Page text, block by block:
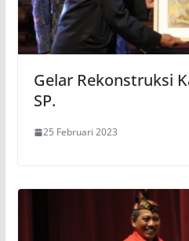
Gelar Rekonstruksi
SP.
25 Februari 2023